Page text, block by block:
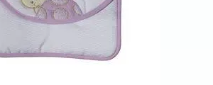
Selecione as opções